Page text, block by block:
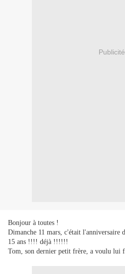
Publicité
Bonjour à toutes !
Dimanche 11 mars, c'était l'anniversaire
15 ans !!!! déjà !!!!!!
Tom, son dernier petit frère, a voulu lui